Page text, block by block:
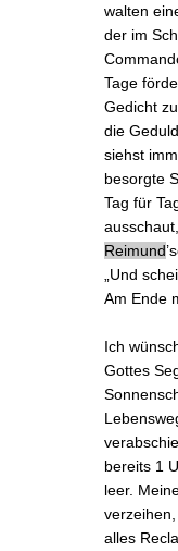
walten
der im
Tage
Gedicht
die
siehst
besorgte
Tag für
Reimund
„Und
Am Ende
Ich
Gottes
bereits 1
leer.
alles